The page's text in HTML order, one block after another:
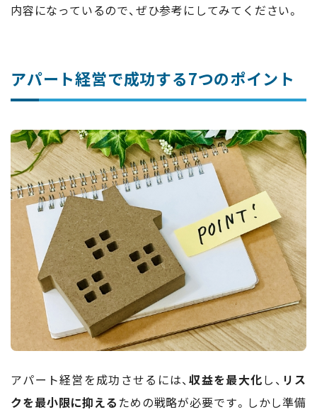
内容になっているので、ぜひ参考にしてみてください。
アパート経営で成功する7つのポイント
アパート経営を成功させるには、収益を最大化し、 リス
クを最小限に抑える ための戦略が必要です。しかし準備